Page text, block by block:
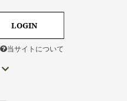
LOGIN
当サイトについて